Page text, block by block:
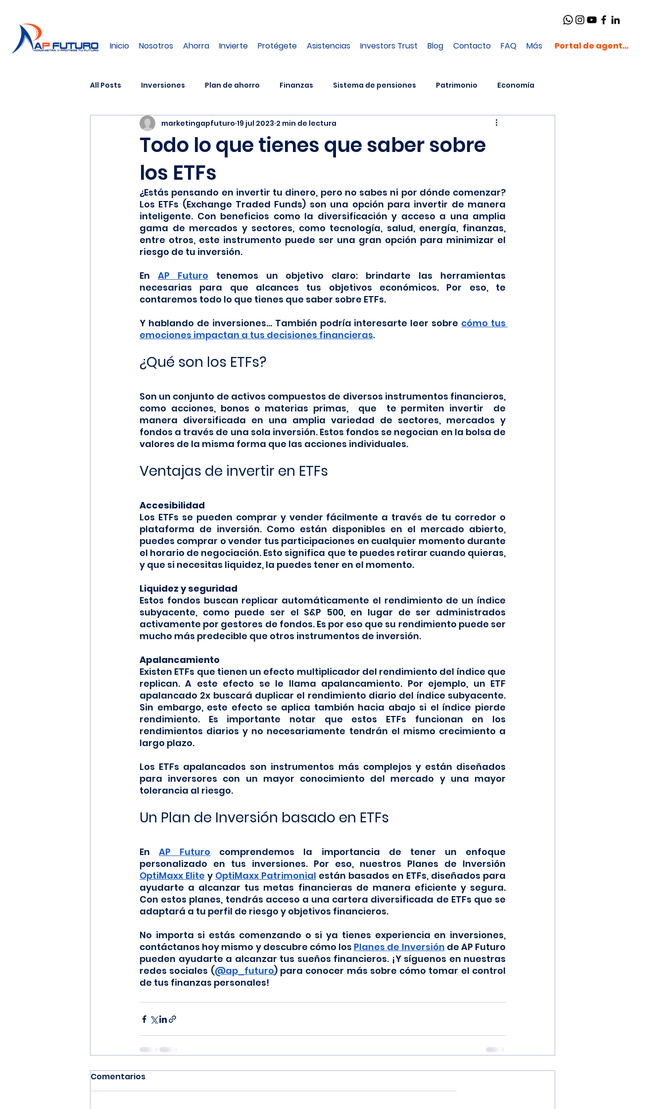
Inicio Nosotros Ahorra Invierte Protégete Asistencias Investors Trust Blog Contacto FAQ Más Portal de agentes
All Posts Inversiones Plan de ahorro Finanzas Sistema de pensiones Patrimonio Economía
Mercados Mercados Bursátiles Plan de Inversión
Todo lo que tienes que saber sobre
los ETFs
marketingapfuturo 19 jul 2023 2 min de lectura
¿Estás pensando en invertir tu dinero, pero no sabes ni por dónde comenzar?
Los ETFs (Exchange Traded Funds) son una opción para invertir de manera
inteligente. Con beneficios como la diversificación y acceso a una amplia
gama de mercados y sectores, como tecnología, salud, energía, finanzas,
entre otros, este instrumento puede ser una gran opción para minimizar el
riesgo de tu inversión.
En AP Futuro tenemos un objetivo claro: brindarte las herramientas
necesarias para que alcances tus objetivos económicos. Por eso, te
contaremos todo lo que tienes que saber sobre ETFs.
Y hablando de inversiones… También podría interesarte leer sobre cómo tus
emociones impactan a tus decisiones financieras.
¿Qué son los ETFs?
Son un conjunto de activos compuestos de diversos instrumentos financieros,
como acciones, bonos o materias primas,  que  te permiten invertir  de
manera diversificada en una amplia variedad de sectores, mercados y
fondos a través de una sola inversión. Estos fondos se negocian en la bolsa de
valores de la misma forma que las acciones individuales.
Ventajas de invertir en ETFs
Accesibilidad
Los ETFs se pueden comprar y vender fácilmente a través de tu corredor o
plataforma de inversión. Como están disponibles en el mercado abierto,
puedes comprar o vender tus participaciones en cualquier momento durante
el horario de negociación. Esto significa que te puedes retirar cuando quieras,
y que si necesitas liquidez, la puedes tener en el momento.
Liquidez y seguridad
Estos fondos buscan replicar automáticamente el rendimiento de un índice
subyacente, como puede ser el S&P 500, en lugar de ser administrados
activamente por gestores de fondos. Es por eso que su rendimiento puede ser
mucho más predecible que otros instrumentos de inversión.
Apalancamiento
Existen ETFs que tienen un efecto multiplicador del rendimiento del índice que
replican. A este efecto se le llama apalancamiento. Por ejemplo, un ETF
apalancado 2x buscará duplicar el rendimiento diario del índice subyacente.
Sin embargo, este efecto se aplica también hacia abajo si el índice pierde
rendimiento. Es importante notar que estos ETFs funcionan en los
rendimientos diarios y no necesariamente tendrán el mismo crecimiento a
largo plazo.
Los ETFs apalancados son instrumentos más complejos y están diseñados
para inversores con un mayor conocimiento del mercado y una mayor
tolerancia al riesgo.
Un Plan de Inversión basado en ETFs
En AP Futuro comprendemos la importancia de tener un enfoque
OptiMaxx Elite y OptiMaxx Patrimonial están basados en ETFs, diseñados para
ayudarte a alcanzar tus metas financieras de manera eficiente y segura.
Con estos planes, tendrás acceso a una cartera diversificada de ETFs que se
adaptará a tu perfil de riesgo y objetivos financieros.
No importa si estás comenzando o si ya tienes experiencia en inversiones,
contáctanos hoy mismo y descubre cómo los Planes de Inversión de AP Futuro
pueden ayudarte a alcanzar tus sueños financieros. ¡Y síguenos en nuestras
redes sociales (@ap_futuro) para conocer más sobre cómo tomar el control
de tus finanzas personales!
Comentarios